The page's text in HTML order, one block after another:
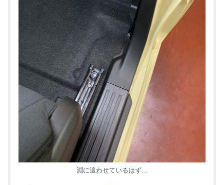
淵に這わせているはず…